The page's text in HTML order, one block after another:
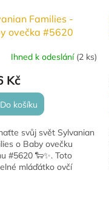
Families -
ovečka #5620
Ihned k odeslání (2 ks)
Kč
Do košíku
svůj svět Sylvanian
o Baby ovečku
#5620 🐑✨. Toto
mláďátko ovčí